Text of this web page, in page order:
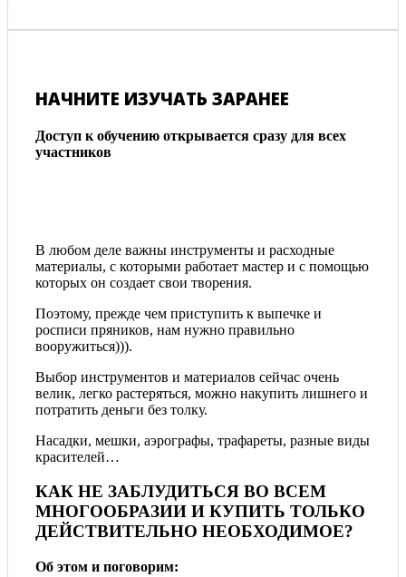
НАЧНИТЕ ИЗУЧАТЬ ЗАРАНЕЕ
Доступ к обучению открывается сразу для всех
участников
В любом деле важны инструменты и расходные
материалы, с которыми работает мастер и с помощью
которых он создает свои творения.
Поэтому, прежде чем приступить к выпечке и
росписи пряников, нам нужно правильно
вооружиться))).
Выбор инструментов и материалов сейчас очень
велик, легко растеряться, можно накупить лишнего и
потратить деньги без толку.
Насадки, мешки, аэрографы, трафареты, разные виды
красителей…
КАК НЕ ЗАБЛУДИТЬСЯ ВО ВСЕМ
МНОГООБРАЗИИ И КУПИТЬ ТОЛЬКО
ДЕЙСТВИТЕЛЬНО НЕОБХОДИМОЕ?
Об этом и поговорим: